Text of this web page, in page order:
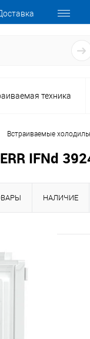
техника
Встраиваемые
IFNd
НАЛИЧИЕ